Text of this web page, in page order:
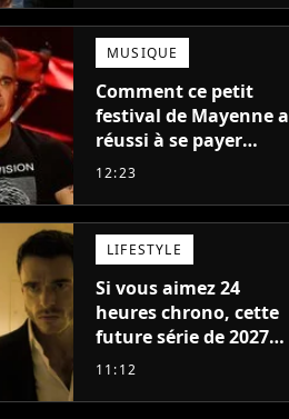
Cyclope trouvés !
MUSIQUE
Comment ce petit
festival de Mayenne a
réussi à se payer
Robbie Williams, Jul et
12:23
LIFESTYLE
Si vous aimez 24
heures chrono, cette
future série de 2027
va devenir votre
11:12